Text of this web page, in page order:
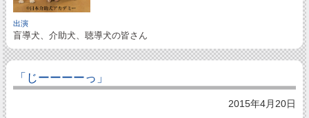
出演
盲導犬、介助犬、聴導犬の皆さん
「じーーーーっ」
2015年4月20日